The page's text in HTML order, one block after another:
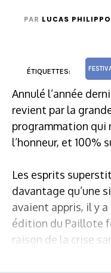
PAR LUCAS
ÉTIQUETTES:
Annulé l’année
revient par la
programmation qui
l’honneur, et 100%
Les esprits
davantage qu’une
avaient appris, il y a
édition du Paillote
raison de la crise